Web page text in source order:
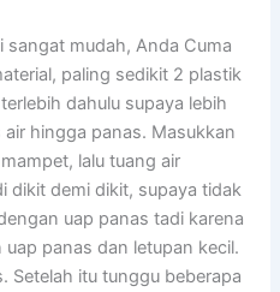
mudah, Anda Cuma
paling sedikit 2 plastik
dahulu supaya lebih
hingga panas. Masukkan
lalu tuang air
dikit demi dikit, supaya tidak
uap panas tadi karena
panas dan letupan kecil.
Setelah itu tunggu beberapa